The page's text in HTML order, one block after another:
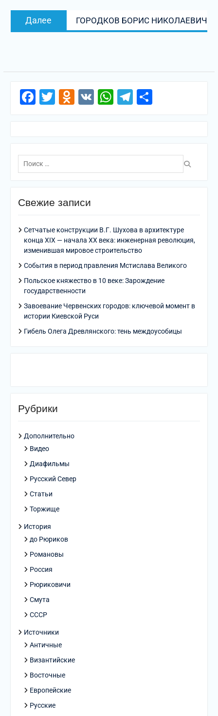
Далее
запись:
ГОРОДКОВ БОРИС НИКОЛАЕВИЧ
Facebook
Twitter
Odnoklassniki
VK WhatsApp
Telegram
Поиск
по:
Свежие записи
Сетчатые конструкции В.Г. Шухова в архитектуре
конца XIX — начала XX века: инженерная революция,
изменившая мировое строительство
События в период правления Мстислава Великого
Польское княжество в 10 веке: Зарождение
государственности
Завоевание Червенских городов: ключевой момент в
истории Киевской Руси
Гибель Олега Древлянского: тень междоусобицы
Рубрики
Дополнительно
Видео
Диафильмы
Русский Север
Статьи
Торжище
История
до Рюриков
Романовы
Россия
Рюриковичи
Смута
СССР
Источники
Античные
Византийские
Восточные
Европейские
Русские